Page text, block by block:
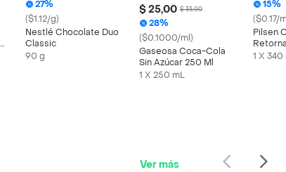
27%
($1.12/g)
Nestlé Chocolate Duo
Classic
90 g
$ 25,00 $ 35,00
28%
($0.1000/ml)
Gaseosa Coca-Cola
Sin Azúcar 250 Ml
1 X 250 mL
15%
($0.17/
Pilsen
1 X 340
Ver más